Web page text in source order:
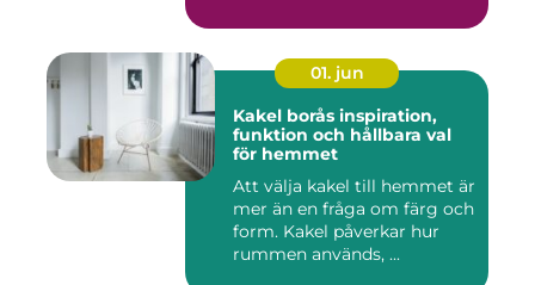
01. jun
Kakel borås inspiration,
funktion och hållbara val
för hemmet
Att välja kakel till hemmet är
mer än en fråga om färg och
form. Kakel påverkar hur
rummen används, ...